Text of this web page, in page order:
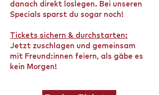
danach direkt loslegen. Bei unseren
Specials sparst du sogar noch!
Tickets sichern & durchstarten:
Jetzt zuschlagen und gemeinsam
mit Freund:innen feiern, als gäbe es
kein Morgen!